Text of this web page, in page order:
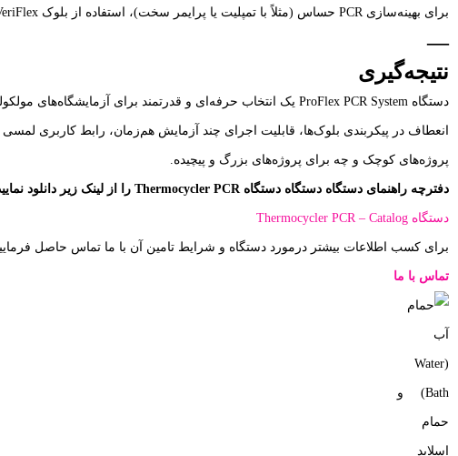
برای بهینه‌سازی PCR حساس (مثلاً با تمپلیت یا پرایمر سخت)، استفاده از بلوک VeriFlex پیشنهاد می‌شود.
—
نتیجه‌گیری
انعطاف در پیکربندی بلوک‌ها، قابلیت اجرای چند آزمایش هم‌زمان، رابط کاربری
پروژه‌های کوچک و چه برای پروژه‌های بزرگ و پیچیده.
دفترچه راهنمای دستگاه دستگاه دستگاه Thermocycler PCR را از لینک زیر دانلود
دستگاه Thermocycler PCR – Catalog
برای کسب اطلاعات بیشتر درمورد دستگاه و شرایط تامین آن با ما تماس حاصل
تماس با ما